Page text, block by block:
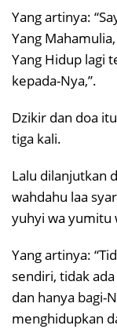
Yang artinya:
Yang
Yang Hidup lagi
kepada-Nya,”.
Dzikir dan doa
tiga kali.
Lalu dilanjutkan
wahdahu laa
yuhyi wa yumitu
Yang artinya:
sendiri, tidak
dan hanya bagi-
menghidupkan